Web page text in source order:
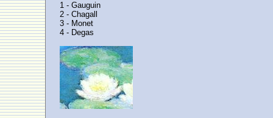
1 - Gauguin
2 - Chagall
3 - Monet
4 - Degas